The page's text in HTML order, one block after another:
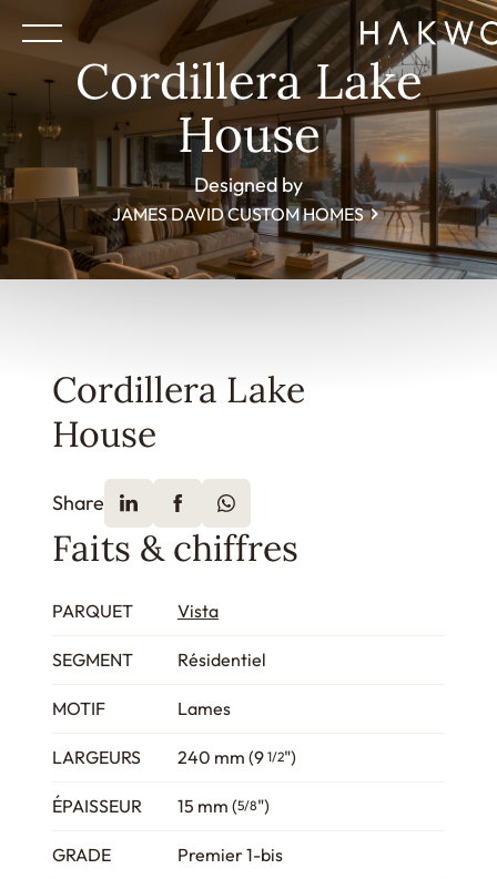
Cordillera Lake
House
Designed by
JAMES DAVID CUSTOM HOMES
Cordillera Lake
House
Share
Faits & chiffres
PARQUET Vista
SEGMENT Résidentiel
MOTIF Lames
LARGEURS 240 mm (9 1/2")
ÉPAISSEUR 15 mm (5/8")
GRADE Premier 1-bis